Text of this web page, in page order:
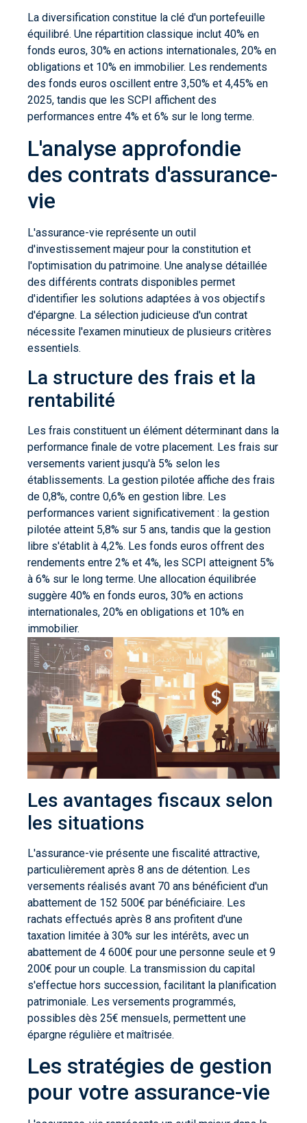
La diversification constitue la clé d'un portefeuille
équilibré. Une répartition classique inclut 40% en
fonds euros, 30% en actions internationales, 20% en
obligations et 10% en immobilier. Les rendements
des fonds euros oscillent entre 3,50% et 4,45% en
2025, tandis que les SCPI affichent des
performances entre 4% et 6% sur le long terme.
L'analyse approfondie
des contrats d'assurance-
vie
L'assurance-vie représente un outil
d'investissement majeur pour la constitution et
l'optimisation du patrimoine. Une analyse détaillée
des différents contrats disponibles permet
d'identifier les solutions adaptées à vos objectifs
d'épargne. La sélection judicieuse d'un contrat
nécessite l'examen minutieux de plusieurs critères
essentiels.
La structure des frais et la
rentabilité
Les frais constituent un élément déterminant dans la
performance finale de votre placement. Les frais sur
versements varient jusqu'à 5% selon les
établissements. La gestion pilotée affiche des frais
de 0,8%, contre 0,6% en gestion libre. Les
performances varient significativement : la gestion
pilotée atteint 5,8% sur 5 ans, tandis que la gestion
libre s'établit à 4,2%. Les fonds euros offrent des
rendements entre 2% et 4%, les SCPI atteignent 5%
à 6% sur le long terme. Une allocation équilibrée
suggère 40% en fonds euros, 30% en actions
internationales, 20% en obligations et 10% en
immobilier.
Les avantages fiscaux selon
les situations
L'assurance-vie présente une fiscalité attractive,
particulièrement après 8 ans de détention. Les
versements réalisés avant 70 ans bénéficient d'un
abattement de 152 500€ par bénéficiaire. Les
rachats effectués après 8 ans profitent d'une
taxation limitée à 30% sur les intérêts, avec un
abattement de 4 600€ pour une personne seule et 9
200€ pour un couple. La transmission du capital
s'effectue hors succession, facilitant la planification
patrimoniale. Les versements programmés,
possibles dès 25€ mensuels, permettent une
épargne régulière et maîtrisée.
Les stratégies de gestion
pour votre assurance-vie